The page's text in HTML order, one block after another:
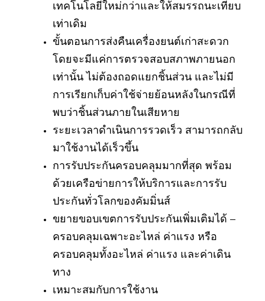
เทคโนโลยีใหม่กว่าและให้สมรรถนะเทียบ
เท่าเดิม
ขั้นตอนการส่งคืนเครื่องยนต์เก่าสะดวก
โดยจะมีแค่การตรวจสอบสภาพภายนอก
เท่านั้น ไม่ต้องถอดแยกชิ้นส่วน และไม่มี
การเรียกเก็บค่าใช้จ่ายย้อนหลังในกรณีที่
พบว่าชิ้นส่วนภายในเสียหาย
ระยะเวลาดำเนินการรวดเร็ว สามารถกลับ
มาใช้งานได้เร็วขึ้น
การรับประกันครอบคลุมมากที่สุด พร้อม
ด้วยเครือข่ายการให้บริการและการรับ
ประกันทั่วโลกของคัมมิ่นส์
ขยายขอบเขตการรับประกันเพิ่มเติมได้ –
ครอบคลุมเฉพาะอะไหล่ ค่าแรง หรือ
ครอบคลุมทั้งอะไหล่ ค่าแรง และค่าเดิน
ทาง
เหมาะสมกับการใช้งาน